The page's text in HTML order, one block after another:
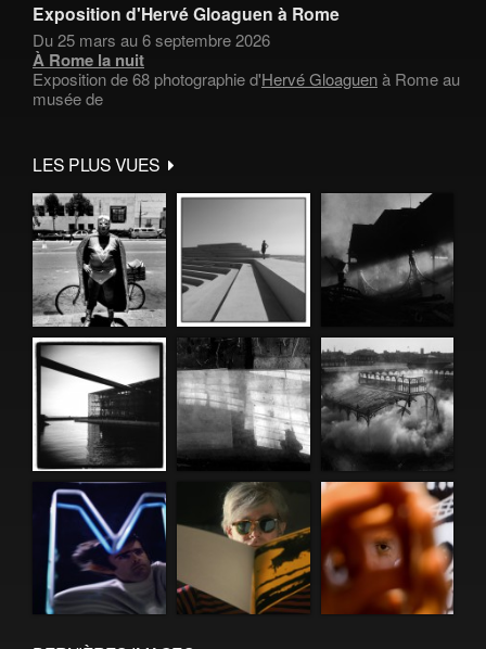
Exposition d'Hervé Gloaguen à Rome
Du 25 mars au 6 septembre 2026
À Rome la nuit
Exposition de 68 photographie d'Hervé Gloaguenà Rome au
musée de
LES PLUS VUES